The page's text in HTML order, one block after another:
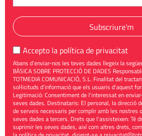
Subscriure'm
Accepto la política de privacitat
Abans d'enviar-nos les teves dades llegeix la
BÀSICA SOBRE PROTECCIÓ DE DADES
TOTMEDIA COMUNICACIÓ, S.L. Finalitat del
sol·licituds d'informació que els usuaris d'aquest
Legitimació: Consentiment de l'interessat en
seves dades. Destinataris: El personal, la direcció
de serveis necessaris per complir amb les nostres
seves dades a tercers. Drets que l'assisteixen: Té
suprimir les seves dades, així com altres drets,